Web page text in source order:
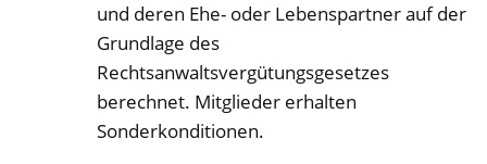
und deren Ehe- oder Lebenspartner auf der
Grundlage des
Rechtsanwaltsvergütungsgesetzes
berechnet. Mitglieder erhalten
Sonderkonditionen.